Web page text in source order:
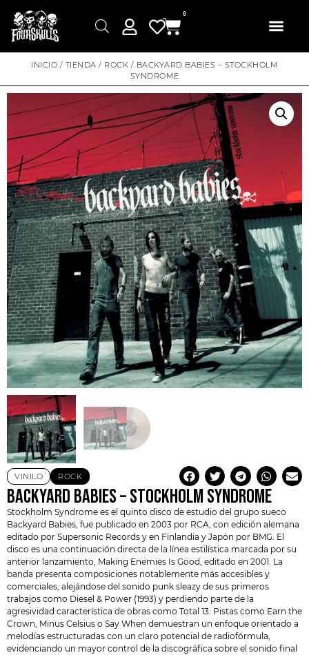
0
INICIO / TIENDA / ROCK / BACKYARD BABIES – STOCKHOLM
SYNDROME
VINILO ROCK
BACKYARD BABIES – STOCKHOLM SYNDROME
Stockholm Syndrome es el quinto disco de estudio del grupo sueco
Backyard Babies, fue publicado en 2003 por RCA, con edición alemana
editado por Supersonic Records y en Finlandia y Japón por BMG. El
disco es una continuación directa de la línea estilística marcada por su
anterior lanzamiento, Making Enemies Is Good, editado en 2001. La
banda presenta composiciones notablemente más accesibles y
comerciales, alejándose del sonido punk sleazy de sus primeros
trabajos como Diesel & Power (1993) y perdiendo parte de la
agresividad característica de obras como Total 13. Pistas como Earn the
Crown, Minus Celsius o Say When demuestran un enfoque orientado a
melodías estructuradas con un claro potencial de radiofórmula,
evidenciando un mayor control de la discográfica sobre el sonido final